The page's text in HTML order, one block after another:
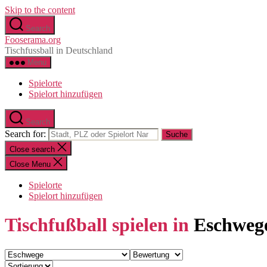
Skip to the content
Search
Fooserama.org
Tischfussball in Deutschland
Menu
Spielorte
Spielort hinzufügen
Search
Search for:
Close search
Close Menu
Spielorte
Spielort hinzufügen
Tischfußball spielen in